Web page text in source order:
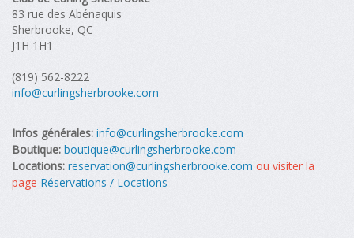
83 rue des Abénaquis
Sherbrooke, QC
J1H 1H1
(819) 562-8222
info@curlingsherbrooke.com
Infos générales: info@curlingsherbrooke.com
Boutique: boutique@curlingsherbrooke.com
Locations: reservation@curlingsherbrooke.com ou visiter la
page Réservations / Locations